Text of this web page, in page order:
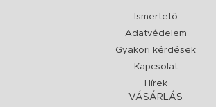
Ismertető
Adatvédelem
Gyakori kérdések
Kapcsolat
Hírek
VÁSÁRLÁS